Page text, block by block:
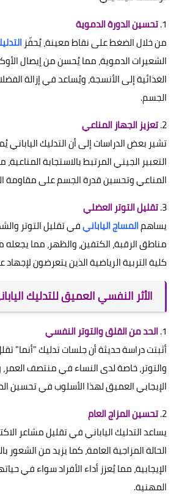
1. تحسين الدورة الدموية
من خلال الضغط على نقاط معينة، يُحفّز
الشعيرات الدموية، مما يُحسن من إيصال
الغذائية إلى الأنسجة، ويُساعد في إزالة
الجسم.
2. تعزيز الجهاز المناعي
تشير بعض الدراسات إلى أن التدليك الياباني
التعبير الجيني المرتبط بالاستجابة
المناعي وتحسين قدرة الجسم على مقاومة
3. تقليل التوتر العضلي
يساهمالمساج اليابانيفي تقليل التوتر
مناطق الرقبة، الكتفين، والظهر، مما يجعله
كلية التربية الرياضية الذين يتعرضون
الأثر النفسي العميق للتدليك
1. الحد من القلق والتوتر النفسي
أثبتت دراسة حديثة أن جلسات تدليك "أنما"
والتوتر، خاصة لدى النساء في منتصف العمر،
الإيجابي العميق لهذا الأسلوب في تحسين
2. تحسين المزاج العام
يساعد التدليك الياباني في تقليل مشاعر
الحالة المزاجية العامة، كما يزيد من الشعور
الإيجابية، مما يُعزز أداء الأفراد سواء في
المهنية.